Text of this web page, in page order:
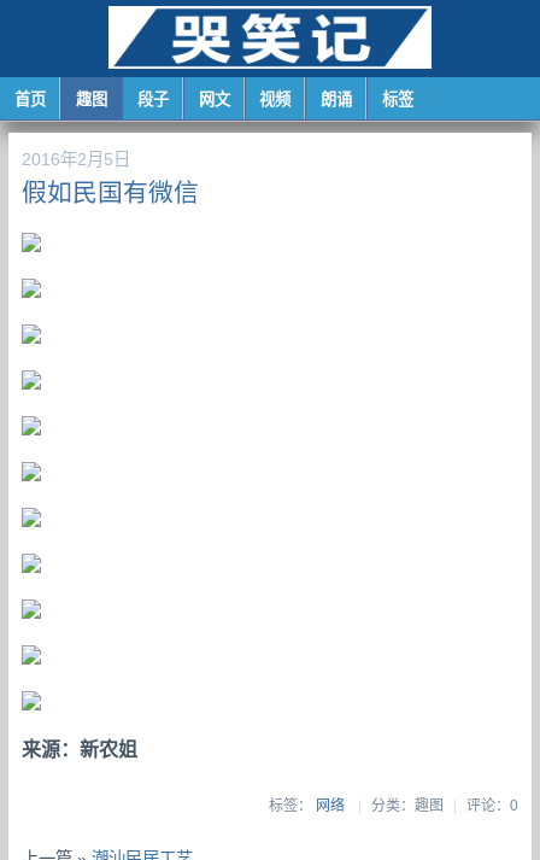
首页 趣图 段子 网文 视频 朗诵 标签
2016年2月5日
假如民国有微信
来源：新农姐
标签： 网络 | 分类：趣图 | 评论：0